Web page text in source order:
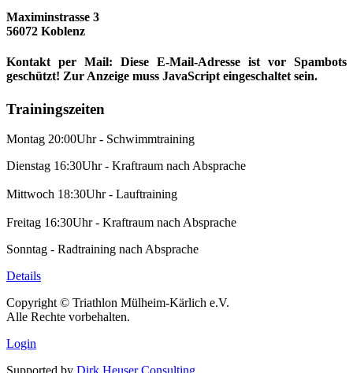
Maximinstrasse 3
56072 Koblenz
Kontakt per Mail: Diese E-Mail-Adresse ist vor Spambots
geschützt! Zur Anzeige muss JavaScript eingeschaltet sein.
Trainingszeiten
Montag 20:00Uhr - Schwimmtraining
Dienstag 16:30Uhr - Kraftraum nach Absprache
Mittwoch 18:30Uhr - Lauftraining
Freitag 16:30Uhr - Kraftraum nach Absprache
Sonntag - Radtraining nach Absprache
Details
Copyright © Triathlon Mülheim-Kärlich e.V.
Alle Rechte vorbehalten.
Login